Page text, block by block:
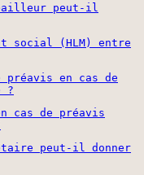
peut-il
social (HLM) entre
préavis en cas de
?
cas de préavis
peut-il donner